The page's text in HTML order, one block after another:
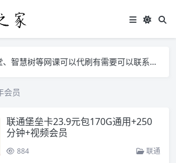
慧树等网课可以代刷有需要可以联系邮箱i@tuzi.la
慧树等网课可以代刷有需要可以联系邮箱i@tuzi.la
会员
联通堡垒卡23.9元包170G通用+250
分钟+视频会员
884 联通